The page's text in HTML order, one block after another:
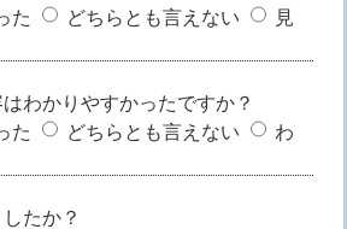
た
どちらとも言えない
見
わかりやすかったですか？
た
どちらとも言えない
わ
たか？